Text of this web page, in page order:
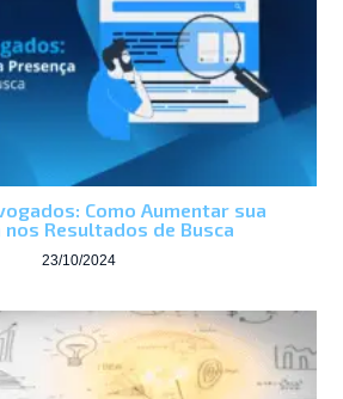
Como Aumentar sua
nos Resultados de Busca
23/10/2024